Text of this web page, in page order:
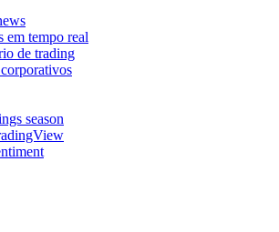
em tempo real
de trading
season